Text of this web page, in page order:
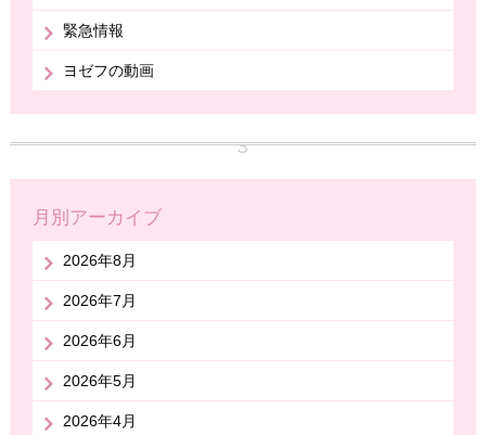
緊急情報
ヨゼフの動画
月別アーカイブ
2026年8月
2026年7月
2026年6月
2026年5月
2026年4月